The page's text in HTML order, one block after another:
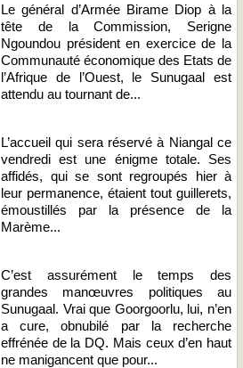
Le général d’Armée Birame Diop à la
tête de la Commission, Serigne
Ngoundou président en exercice de la
Communauté économique des Etats de
l’Afrique de l’Ouest, le Sunugaal est
attendu au tournant de...
L’accueil qui sera réservé à Niangal ce
vendredi est une énigme totale. Ses
affidés, qui se sont regroupés hier à
leur permanence, étaient tout guillerets,
émoustillés par la présence de la
Marème...
C’est assurément le temps des
grandes manœuvres politiques au
Sunugaal. Vrai que Goorgoorlu, lui, n’en
a cure, obnubilé par la recherche
effrénée de la DQ. Mais ceux d’en haut
ne manigancent que pour...